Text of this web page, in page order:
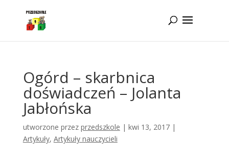
Ogórd – skarbnica
doświadczeń – Jolanta
Jabłońska
utworzone przez przedszkole | kwi 13, 2017|
Artykuły, Artykuły nauczycieli